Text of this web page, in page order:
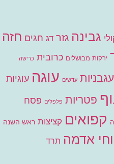
גבינה גזר דג חגים חזה
ירקות מבושלים כרובית כרישה
עגבניות עדשים עוגה עוגיות
פטריות פלפלים פסח
קפואים קציצות ראש השנה
אדמה תרד